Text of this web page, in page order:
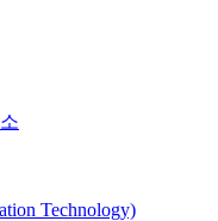
Technology)